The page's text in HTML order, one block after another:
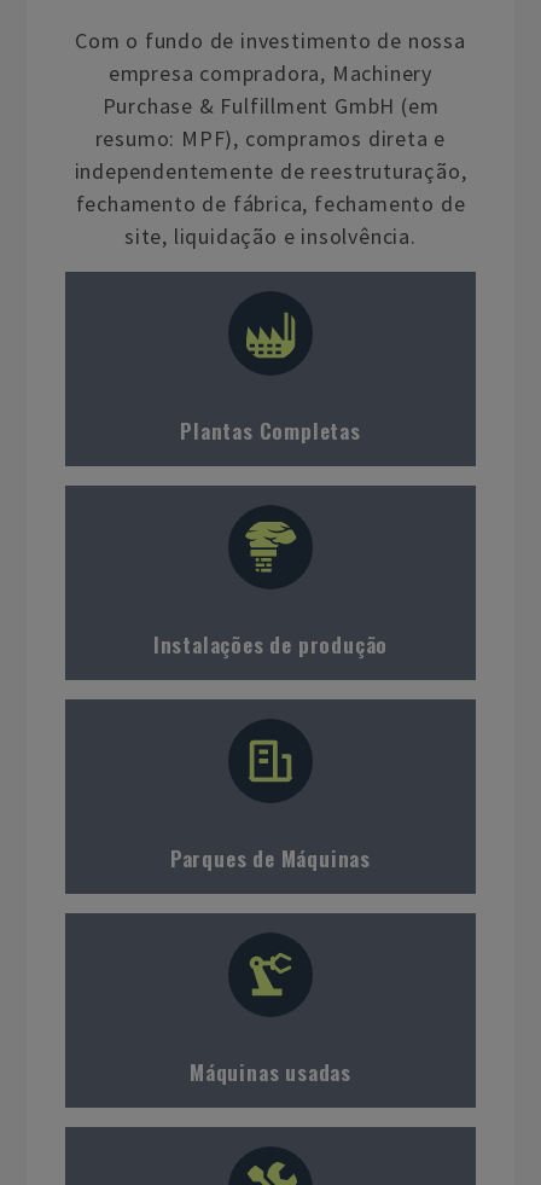
Com o fundo de investimento de nossa
empresa compradora, Machinery
Purchase & Fulfillment GmbH (em
resumo: MPF), compramos direta e
independentemente de reestruturação,
fechamento de fábrica, fechamento de
site, liquidação e insolvência.
Plantas Completas
Instalações de produção
Parques de Máquinas
Máquinas usadas